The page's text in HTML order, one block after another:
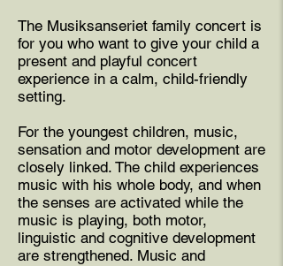
The Musiksanseriet family concert is
for you who want to give your child a
present and playful concert
experience in a calm, child-friendly
setting.
For the youngest children, music,
sensation and motor development are
closely linked. The child experiences
music with his whole body, and when
the senses are activated while the
music is playing, both motor,
linguistic and cognitive development
are strengthened. Music and